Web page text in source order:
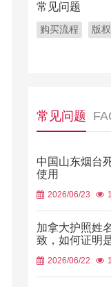
常见问题
购买流程 版
常见问题
中国山东烟台
使用
2026/06/23
加拿大护照姓
致，如何证明
2026/06/22